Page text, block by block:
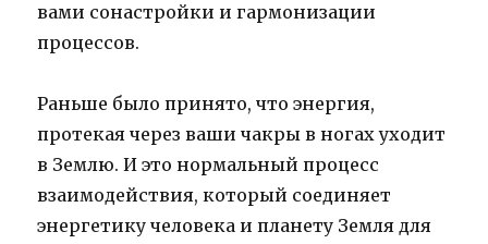
вами сонастройки и гармонизации
процессов.
Раньше было принято, что энергия,
протекая через ваши чакры в ногах уходит
в Землю. И это нормальный процесс
взаимодействия, который соединяет
энергетику человека и планету Земля для